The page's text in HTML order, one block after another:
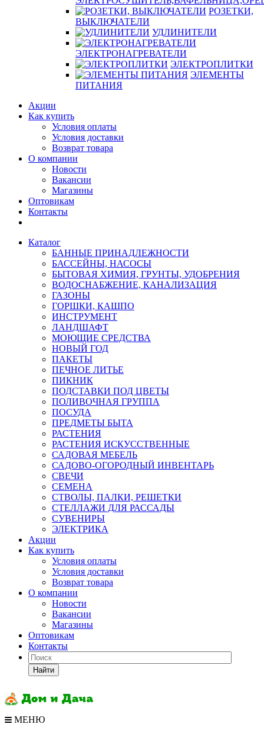
РОЗЕТКИ,
ВЫКЛЮЧАТЕЛИ
УДЛИНИТЕЛИ
ЭЛЕКТРОНАГРЕВАТЕЛИ
ЭЛЕКТРОПЛИТКИ
ЭЛЕМЕНТЫ
ПИТАНИЯ
Акции
Как купить
Условия оплаты
Условия доставки
Возврат товара
О компании
Новости
Вакансии
Магазины
Оптовикам
Контакты
Каталог
БАННЫЕ ПРИНАДЛЕЖНОСТИ
БАССЕЙНЫ, НАСОСЫ
БЫТОВАЯ ХИМИЯ, ГРУНТЫ, УДОБРЕНИЯ
ВОДОСНАБЖЕНИЕ, КАНАЛИЗАЦИЯ
ГАЗОНЫ
ГОРШКИ, КАШПО
ИНСТРУМЕНТ
ЛАНДШАФТ
МОЮЩИЕ СРЕДСТВА
НОВЫЙ ГОД
ПАКЕТЫ
ПЕЧНОЕ ЛИТЬЕ
ПИКНИК
ПОДСТАВКИ ПОД ЦВЕТЫ
ПОЛИВОЧНАЯ ГРУППА
ПОСУДА
ПРЕДМЕТЫ БЫТА
РАСТЕНИЯ
РАСТЕНИЯ ИСКУССТВЕННЫЕ
САДОВАЯ МЕБЕЛЬ
САДОВО-ОГОРОДНЫЙ ИНВЕНТАРЬ
СВЕЧИ
СЕМЕНА
СТВОЛЫ, ПАЛКИ, РЕШЕТКИ
СТЕЛЛАЖИ ДЛЯ РАССАДЫ
СУВЕНИРЫ
ЭЛЕКТРИКА
Акции
Как купить
Условия оплаты
Условия доставки
Возврат товара
О компании
Новости
Вакансии
Магазины
Оптовикам
Контакты
Найти
МЕНЮ